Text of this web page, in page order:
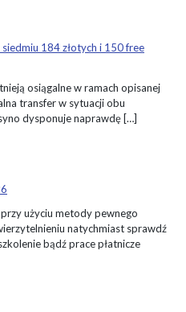
184 złotych i 150 free
osiągalne w ramach opisanej
transfer w sytuacji obu
dysponuje naprawdę […]
użyciu metody pewnego
natychmiast sprawdź
bądź prace płatnicze